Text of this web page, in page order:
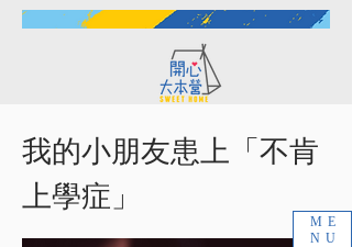
ME
NU
我的小朋友患上「不肯
上學症」